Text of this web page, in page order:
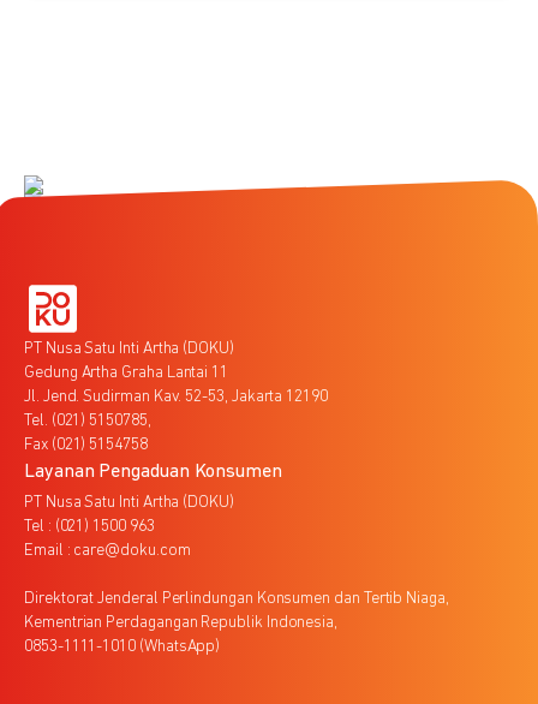
PT Nusa Satu Inti Artha (DOKU)
Gedung Artha Graha Lantai 11
Jl. Jend. Sudirman Kav. 52-53, Jakarta 12190
Tel. (021) 5150785,
Fax (021) 5154758
Layanan Pengaduan Konsumen
PT Nusa Satu Inti Artha (DOKU)
Tel : (021) 1500 963
Email : care@doku.com
Direktorat Jenderal Perlindungan Konsumen dan Tertib Niaga,
Kementrian Perdagangan Republik Indonesia,
0853-1111-1010 (WhatsApp)